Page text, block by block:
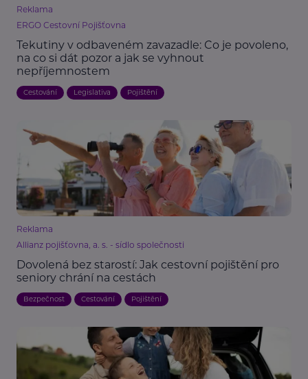
Reklama
ERGO Cestovní Pojišťovna
Tekutiny v odbaveném zavazadle: Co je povoleno,
na co si dát pozor a jak se vyhnout
nepříjemnostem
Cestování Legislativa Pojištění
Reklama
Allianz pojišťovna, a. s. - sídlo společnosti
Dovolená bez starostí: Jak cestovní pojištění pro
seniory chrání na cestách
Bezpečnost Cestování Pojištění